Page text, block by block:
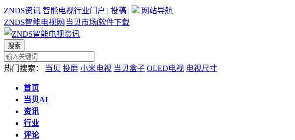
ZNDS资讯 智能电视行业门户 | 投稿 |
网站导航
ZNDS智能电视网 |当贝市场|软件下载
热门搜索： 当贝 投屏 小米电视 当贝盒子 OLED电视 电视尺寸
首页
当贝AI
资讯
行业
评论